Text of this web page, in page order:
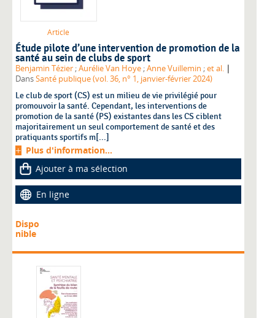
Article
Étude pilote d’une intervention de promotion de la
santé au sein de clubs de sport
Benjamin Tézier ;Aurélie Van Hoye ;Anne Vuillemin ;et al. |
DansSanté publique (vol. 36, n° 1, janvier-février 2024)
Le club de sport (CS) est un milieu de vie privilégié pour
promouvoir la santé. Cependant, les interventions de
promotion de la santé (PS) existantes dans les CS ciblent
majoritairement un seul comportement de santé et des
pratiquants sportifs m[...]
Plus d'information...
Ajouter à ma sélection
En ligne
Dispo
nible